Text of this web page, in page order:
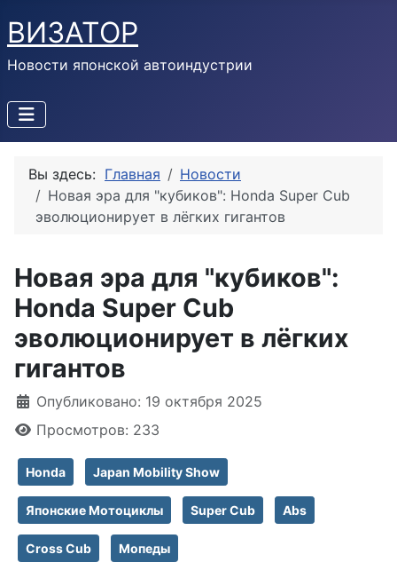
ВИЗАТОР
Новости японской автоиндустрии
Вы здесь: Главная
Новости
Новая эра для "кубиков": Honda Super Cub
эволюционирует в лёгких гигантов
Новая эра для "кубиков":
Honda Super Cub
эволюционирует в лёгких
гигантов
Информация о материале
Опубликовано: 19 октября 2025
Просмотров: 233
Honda Japan Mobility Show
Японские Мотоциклы Super Cub Abs
Cross Cub Мопеды